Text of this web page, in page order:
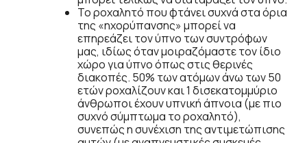
Το ροχαλητό που φτάνει συχνά στα όρια
της «ηχορύπανσης» μπορεί να
επηρεάζει τον ύπνο των συντρόφων
μας, ιδίως όταν μοιραζόμαστε τον ίδιο
χώρο για ύπνο όπως στις θερινές
διακοπές. 50% των ατόμων άνω των 50
ετών ροχαλίζουν και 1 δισεκατομμύριο
άνθρωποι έχουν υπνική άπνοια (με πιο
συχνό σύμπτωμα το ροχαλητό),
συνεπώς η συνέχιση της αντιμετώπισης